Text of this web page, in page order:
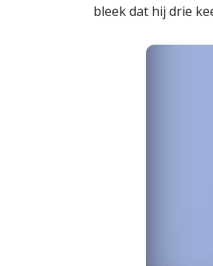
bleek dat hij drie